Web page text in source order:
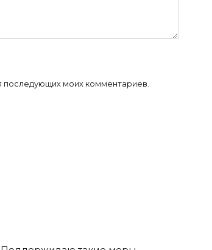
последующих моих комментариев.